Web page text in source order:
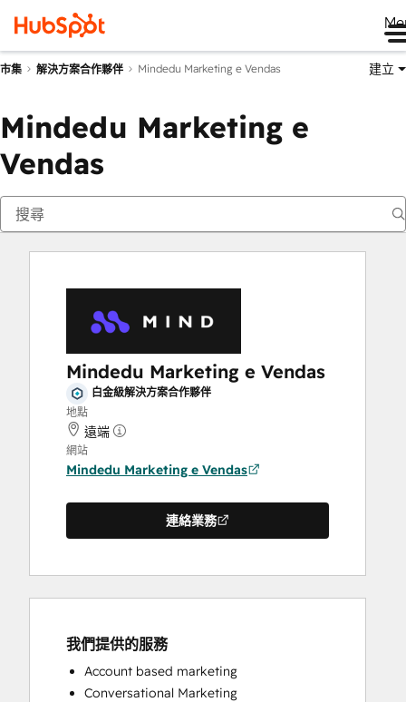
市集 解決方案合作夥伴 Mindedu Marketing e Vendas 建立
Mindedu Marketing e
Vendas
Mindedu Marketing e Vendas
白金級解決方案合作夥伴
地點
遠端
網站
Mindedu Marketing e Vendas
連絡業務
我們提供的服務
Account based marketing
Conversational Marketing